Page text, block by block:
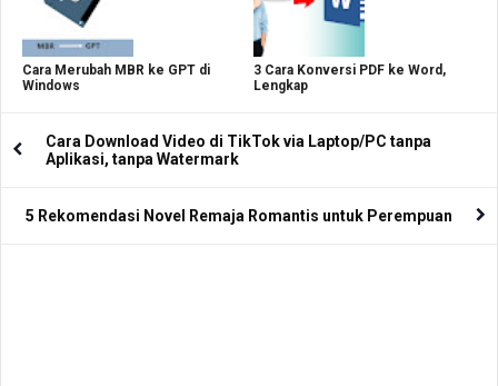
Cara Merubah MBR ke GPT di
Windows
3 Cara Konversi PDF ke Word,
Lengkap
Cara Download Video di TikTok via Laptop/PC tanpa
Aplikasi, tanpa Watermark
5 Rekomendasi Novel Remaja Romantis untuk Perempuan